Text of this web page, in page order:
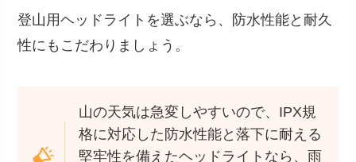
登山用ヘッドライトを選ぶなら、防水性能と耐久
性にもこだわりましょう。
山の天気は急変しやすいので、IPX規
格に対応した防水性能と落下に耐える
堅牢性を備えたヘッドライトなら、雨